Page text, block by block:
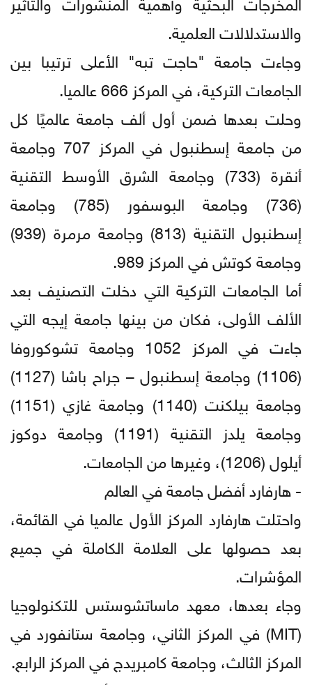
والاستدلالات العلمية.
وجاءت جامعة "حاجت تبه" الأعلى ترتيبا بين
الجامعات التركية، في المركز 666 عالميا.
وحلت بعدها ضمن أول ألف جامعة عالميًا كل
من جامعة إسطنبول في المركز 707 وجامعة
أنقرة (733) وجامعة الشرق الأوسط التقنية
(736) وجامعة البوسفور (785) وجامعة
إسطنبول التقنية (813) وجامعة مرمرة (939)
وجامعة كوتش في المركز 989.
أما الجامعات التركية التي دخلت التصنيف بعد
الألف الأولى، فكان من بينها جامعة إيجه التي
جاءت في المركز 1052 وجامعة تشوكوروفا
(1106) وجامعة إسطنبول – جراح باشا (1127)
وجامعة بيلكنت (1140) وجامعة غازي (1151)
وجامعة يلدز التقنية (1191) وجامعة دوكوز
أيلول (1206)، وغيرها من الجامعات.
- هارفارد أفضل جامعة في العالم
واحتلت هارفارد المركز الأول عالميا في القائمة،
بعد حصولها على العلامة الكاملة في جميع
المؤشرات.
وجاء بعدها، معهد ماساتشوستس للتكنولوجيا
(MIT) في المركز الثاني، وجامعة ستانفورد في
المركز الثالث، وجامعة كامبريدج في المركز الرابع.